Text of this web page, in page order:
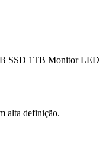
SSD 1TB Monitor LED
alta definição.